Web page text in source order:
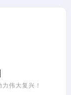
伟大复兴！